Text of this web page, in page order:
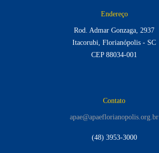
Endereço
Rod. Admar Gonzaga, 2937
Itacorubi, Florianópolis - SC
CEP 88034-001
Contato
apae@apaeflorianopolis.org.br
(48) 3953-3000